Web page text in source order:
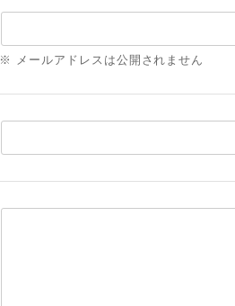
※ メールアドレスは公開されません